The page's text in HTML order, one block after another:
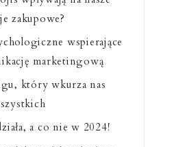
zakupowe?
wspierające
marketingową
który wkurza nas
a co nie w 2024!